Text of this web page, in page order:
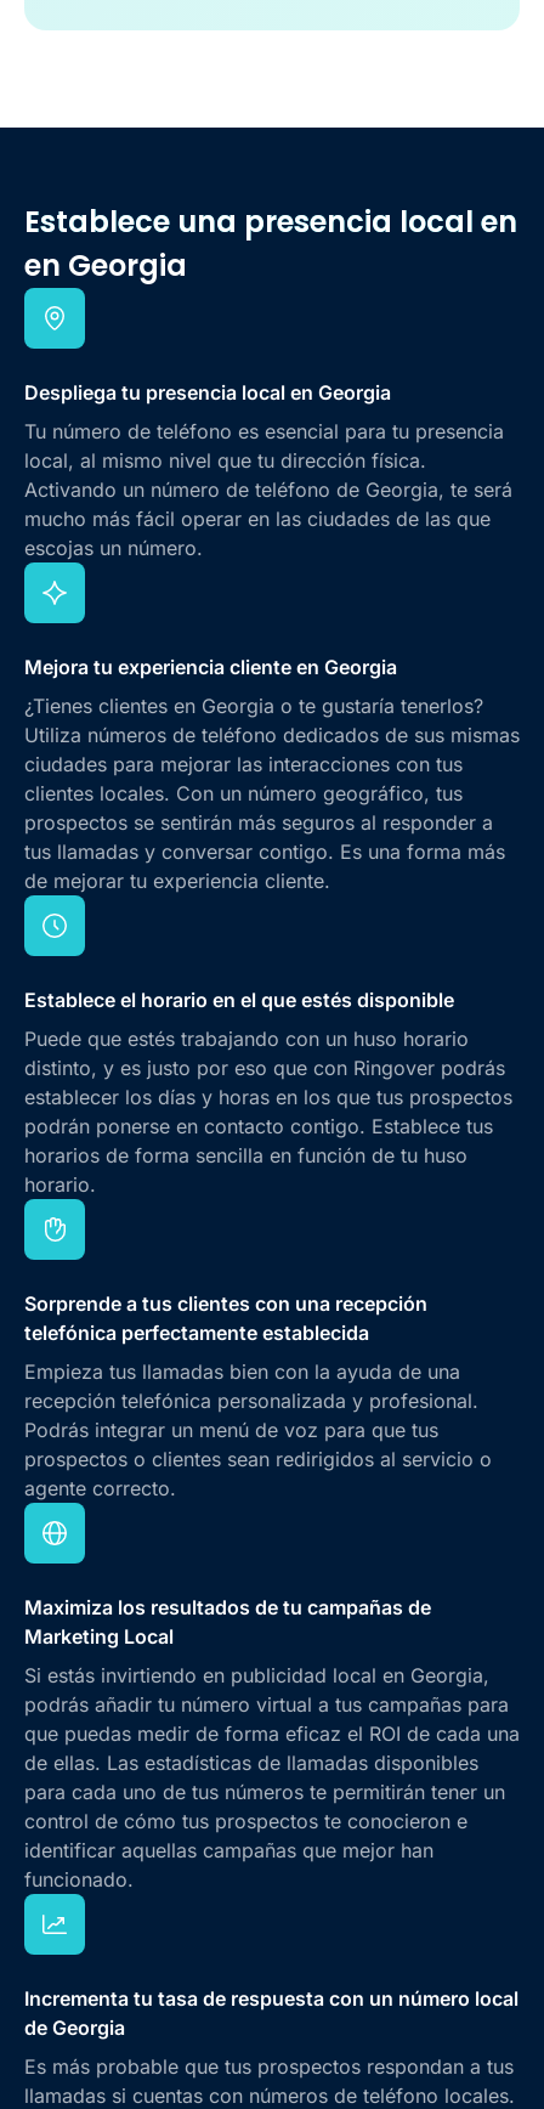
Establece una presencia local en
en Georgia
Despliega tu presencia local en Georgia
Tu número de teléfono es esencial para tu presencia
local, al mismo nivel que tu dirección física.
Activando un número de teléfono de Georgia, te será
mucho más fácil operar en las ciudades de las que
escojas un número.
Mejora tu experiencia cliente en Georgia
¿Tienes clientes en Georgia o te gustaría tenerlos?
Utiliza números de teléfono dedicados de sus mismas
ciudades para mejorar las interacciones con tus
clientes locales. Con un número geográfico, tus
prospectos se sentirán más seguros al responder a
tus llamadas y conversar contigo. Es una forma más
de mejorar tu experiencia cliente.
Establece el horario en el que estés disponible
Puede que estés trabajando con un huso horario
distinto, y es justo por eso que con Ringover podrás
establecer los días y horas en los que tus prospectos
podrán ponerse en contacto contigo. Establece tus
horarios de forma sencilla en función de tu huso
horario.
Sorprende a tus clientes con una recepción
telefónica perfectamente establecida
Empieza tus llamadas bien con la ayuda de una
recepción telefónica personalizada y profesional.
Podrás integrar un menú de voz para que tus
prospectos o clientes sean redirigidos al servicio o
agente correcto.
Maximiza los resultados de tu campañas de
Marketing Local
Si estás invirtiendo en publicidad local en Georgia,
podrás añadir tu número virtual a tus campañas para
que puedas medir de forma eficaz el ROI de cada una
de ellas. Las estadísticas de llamadas disponibles
para cada uno de tus números te permitirán tener un
control de cómo tus prospectos te conocieron e
identificar aquellas campañas que mejor han
funcionado.
Incrementa tu tasa de respuesta con un número local
de Georgia
Es más probable que tus prospectos respondan a tus
llamadas si cuentas con números de teléfono locales.